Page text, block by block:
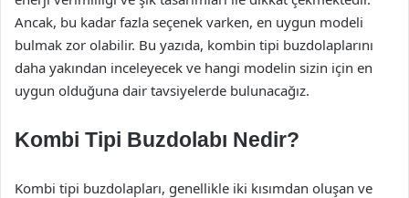
Ancak, bu kadar fazla seçenek varken, en uygun modeli
bulmak zor olabilir. Bu yazıda, kombin tipi buzdolaplarını
daha yakından inceleyecek ve hangi modelin sizin için en
uygun olduğuna dair tavsiyelerde bulunacağız.
Kombi Tipi Buzdolabı Nedir?
Kombi tipi buzdolapları, genellikle iki kısımdan oluşan ve